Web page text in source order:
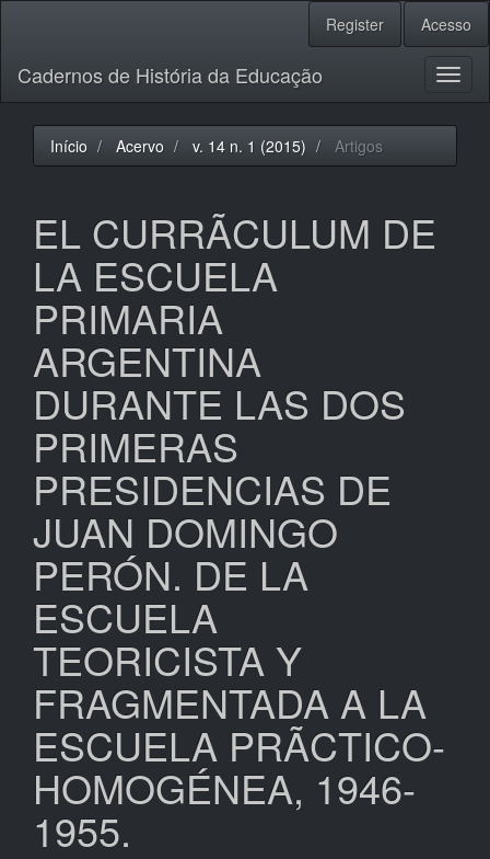
principal
Barra
Lateral
Register Acesso
Cadernos de História da Educação
Início Acervo v. 14 n. 1 (2015) Artigos
EL CURRÃCULUM DE
LA ESCUELA
PRIMARIA
ARGENTINA
DURANTE LAS DOS
PRIMERAS
PRESIDENCIAS DE
JUAN DOMINGO
PERÓN. DE LA
ESCUELA
TEORICISTA Y
FRAGMENTADA A LA
ESCUELA PRÃCTICO-
HOMOGÉNEA, 1946-
1955.